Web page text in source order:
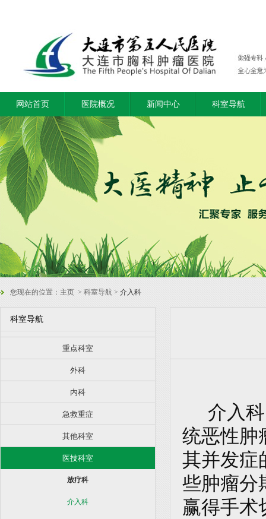
网站首页 医院概况 新闻中心 科室导航
您现在的位置： 主页 > 科室导航 > 介入科
科室导航
重点科室
外科
内科
急救重症
其他科室
医技科室
放疗科
介入科
介入
统恶性肿
其并发症
些肿瘤分
赢得手术